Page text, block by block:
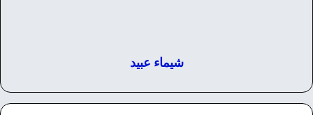
شيماء عبيد